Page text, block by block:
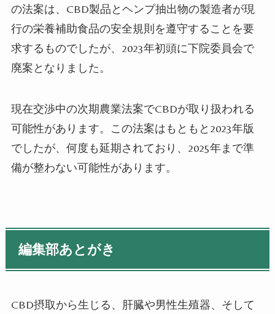
の法案は、CBD製品とヘンプ抽出物の製造者が現
行の栄養補助食品の安全規則を遵守することを要
求するものでしたが、2023年初頭に下院委員会で
廃案となりました。
現在交渉中の次期農業法案でCBDが取り扱われる
可能性があります。この法案はもともと2023年版
でしたが、何度も延期されており、2025年まで準
備が整わない可能性があります。
編集部あとがき
CBD摂取から生じる、肝臓や男性生殖器、そして